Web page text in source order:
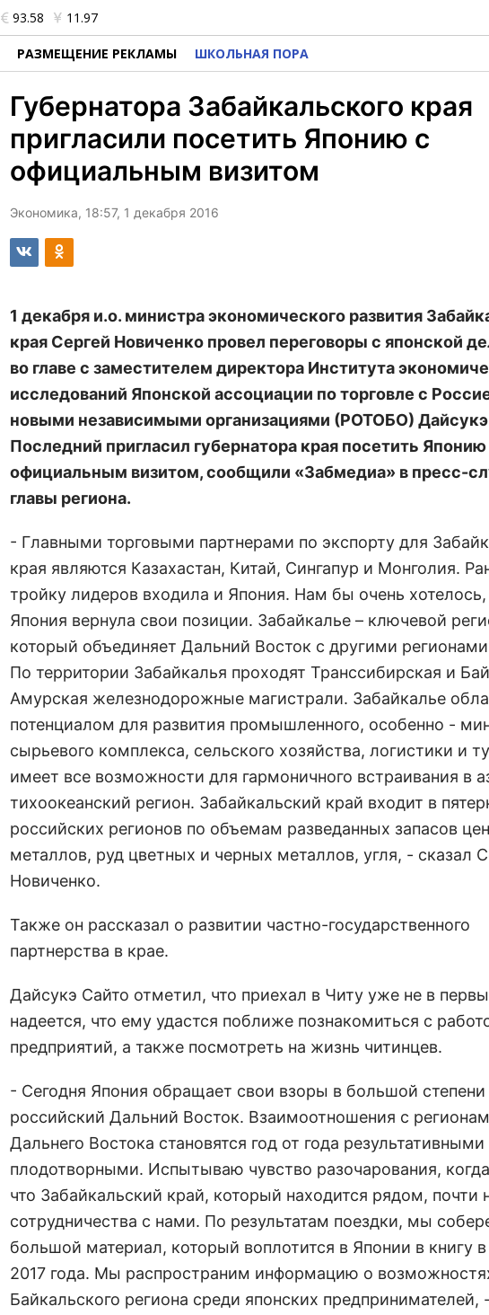
93.58 11.97
РАЗМЕЩЕНИЕ РЕКЛАМЫ ШКОЛЬНАЯ ПОРА
Губернатора Забайкальского края
пригласили посетить Японию с
официальным визитом
Экономика, 18:57, 1 декабря 2016
1 декабря и.о. министра экономического развития
края Сергей Новиченко провел переговоры с японской
во главе с заместителем директора Института
исследований Японской ассоциации по торговле с
новыми независимыми организациями (РОТОБО)
Последний пригласил губернатора края посетить Японию
официальным визитом, сообщили «Забмедиа» в пресс-
главы региона.
- Главными торговыми партнерами по экспорту для
края являются Казахастан, Китай, Сингапур и Монголия.
тройку лидеров входила и Япония. Нам бы очень
Япония вернула свои позиции. Забайкалье – ключевой
который объединяет Дальний Восток с другими
По территории Забайкалья проходят Транссибирская и
Амурская железнодорожные магистрали. Забайкалье
потенциалом для развития промышленного, особенно -
сырьевого комплекса, сельского хозяйства, логистики и
имеет все возможности для гармоничного встраивания в
тихоокеанский регион. Забайкальский край входит в
российских регионов по объемам разведанных запасов
металлов, руд цветных и черных металлов, угля, - сказал
Новиченко.
Также он рассказал о развитии частно-государственного
партнерства в крае.
Дайсукэ Сайто отметил, что приехал в Читу уже не в
надеется, что ему удастся поближе познакомиться с
предприятий, а также посмотреть на жизнь читинцев.
- Сегодня Япония обращает свои взоры в большой степени
российский Дальний Восток. Взаимоотношения с
Дальнего Востока становятся год от года результативными
плодотворными. Испытываю чувство разочарования,
что Забайкальский край, который находится рядом, почти
сотрудничества с нами. По результатам поездки, мы
большой материал, который воплотится в Японии в книгу
2017 года. Мы распространим информацию о
Байкальского региона среди японских предпринимателей,